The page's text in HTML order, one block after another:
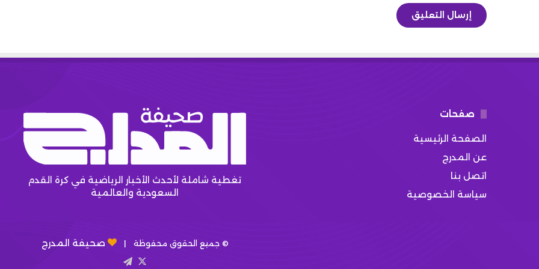
صفحات
الصفحة الرئيسية
عن المدرج
اتصل بنا
سياسة الخصوصية
تغطية شاملة لأحدث الأخبار الرياضية في كرة القدم
السعودية والعالمية
© جميع الحقوق محفوظة |
صحيفة المدرج
X
تيلقرام